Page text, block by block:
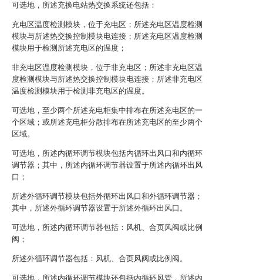
可选地，所述充换电站热交换系统还包括：
充电区温度检测模块，位于充电区；所述充电区温度检测
模块与所述热交换控制模块电连接；所述充电区温度检测
模块用于检测所述充电区的温度；
非充电区温度检测模块，位于非充电区；所述非充电区温
度检测模块与所述热交换控制模块电连接；所述非充电区
温度检测模块用于检测非充电区的温度。
可选地，至少两个所述充电柜集中排布在所述充电区的一
个区域；或所述充电柜分散排布在所述充电区的至少两个
区域。
可选地，所述内循环调节模块包括内循环出风口和内循环
调节器；其中，所述内循环调节器设置于所述内循环出风
口；
所述外循环调节模块包括外循环出风口和外循环调节器；
其中，所述外循环调节器设置于所述外循环出风口。
可选地，所述内循环调节器包括：风机、合页风阀或比例
阀；
所述外循环调节器包括：风机、合页风阀或比例阀。
可选地，所述内循环调节模块还包括内循环风管，所述内